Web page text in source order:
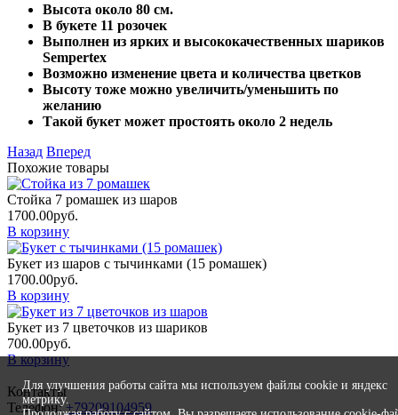
Высота около 80 см.
В букете 11 розочек
Выполнен из ярких и высококачественных шариков
Sempertex
Возможно изменение цвета и количества цветков
Высоту тоже можно увеличить/уменьшить по
желанию
Такой букет может простоять около 2 недель
Назад Вперед
Похожие товары
Стойка 7 ромашек из шаров
1700.00руб.
В корзину
Букет из шаров с тычинками (15 ромашек)
1700.00руб.
В корзину
Букет из 7 цветочков из шариков
700.00руб.
В корзину
Контакты
Телефон:+79209104959
Для улучшения работы сайта мы используем файлы cookie и яндекс
метрику.